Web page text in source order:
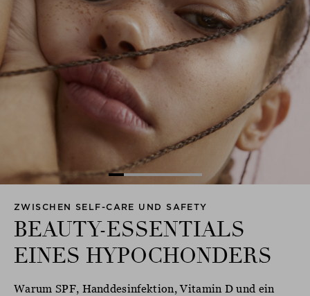
ZWISCHEN SELF-CARE UND SAFETY
BEAUTY-ESSENTIALS
EINES HYPOCHONDERS
Warum SPF, Handdesinfektion, Vitamin D und ein